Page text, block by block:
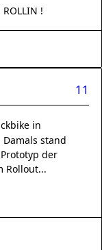
!
11
in
Damals stand
der
Rollout...